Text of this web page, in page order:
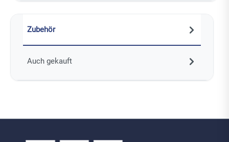
Zubehör
Auch gekauft